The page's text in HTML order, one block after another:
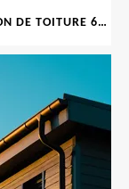
RÉPARATION DE TOITURE 69 RHONE, TUILES CASSÉES OU ABIMÉES